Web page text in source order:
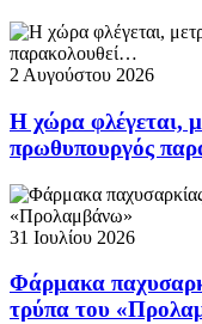
2 Αυγούστου 2026
Η χώρα φλέγεται,
πρωθυπουργός
31 Ιουλίου 2026
Φάρμακα
τρύπα του